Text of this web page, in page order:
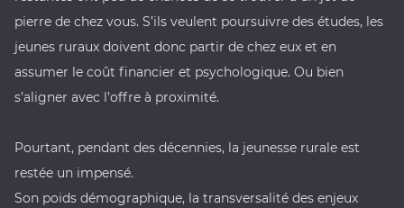
pierre de chez vous. S’ils veulent poursuivre des études, les
jeunes ruraux doivent donc partir de chez eux et en
assumer le coût financier et psychologique. Ou bien
s’aligner avec l’offre à proximité.
Pourtant, pendant des décennies, la jeunesse rurale est
restée un impensé.
Son poids démographique, la transversalité des enjeux